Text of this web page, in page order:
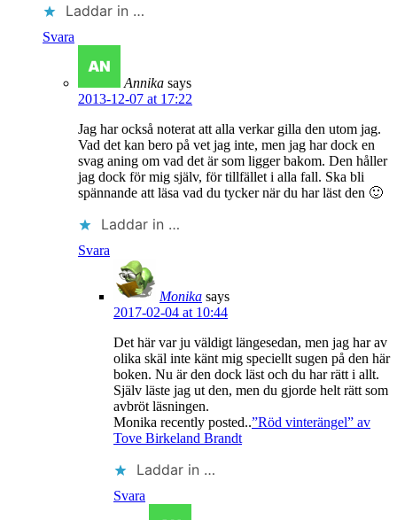
Laddar in …
Svara
Annika says
2013-12-07 at 17:22
Jag har också noterat att alla verkar gilla den utom jag.
Vad det kan bero på vet jag inte, men jag har dock en
svag aning om vad det är som ligger bakom. Den håller
jag dock för mig själv, för tillfället i alla fall. Ska bli
spännande att läsa vad du tycker när du har läst den 🙂
Laddar in …
Svara
Monika says
2017-02-04 at 10:44
Det här var ju väldigt längesedan, men jag har av
olika skäl inte känt mig speciellt sugen på den här
boken. Nu är den dock läst och du har rätt i allt.
Själv läste jag ut den, men du gjorde helt rätt som
avbröt läsningen.
Monika recently posted..”Röd vinterängel” av
Tove Birkeland Brandt
Laddar in …
Svara